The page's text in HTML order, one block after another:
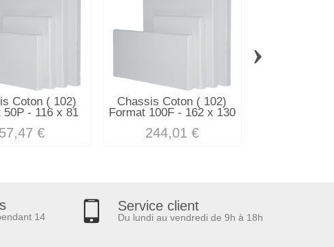
Coton ( 102)
50P - 116 x 81
57,47 €
Chassis Coton ( 102)
Format 100F - 162 x 130
244,01 €
›
14
Service client
Du lundi au vendredi de 9h à 18h